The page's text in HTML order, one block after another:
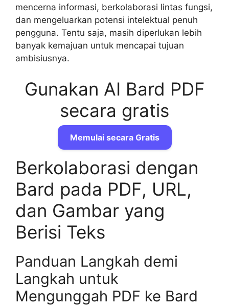
mencerna informasi, berkolaborasi lintas fungsi,
dan mengeluarkan potensi intelektual penuh
pengguna. Tentu saja, masih diperlukan lebih
banyak kemajuan untuk mencapai tujuan
ambisiusnya.
Gunakan AI Bard PDF
secara gratis
Memulai secara Gratis
Berkolaborasi dengan
Bard pada PDF, URL,
dan Gambar yang
Berisi Teks
Panduan Langkah demi
Langkah untuk
Mengunggah PDF ke Bard